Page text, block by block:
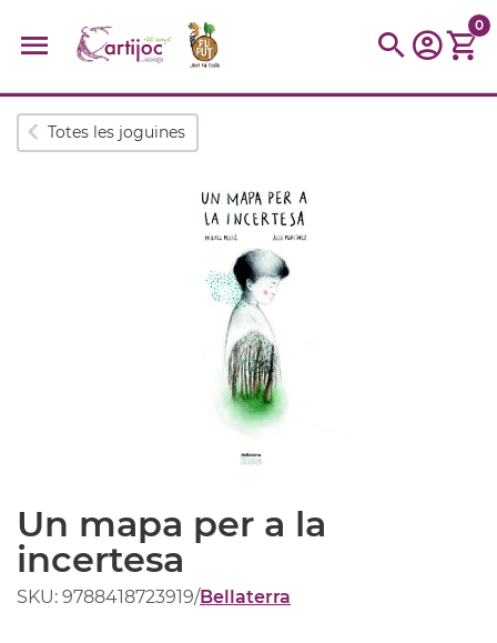
Cerques populars
tinkering
0
Totes les joguines
Un mapa per a la
incertesa
SKU: 9788418723919/Bellaterra